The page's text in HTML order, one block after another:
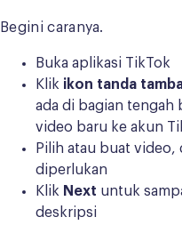
Begini caranya.
Buka aplikasi TikTok
Klik ikon tanda
ada di bagian tengah
video baru ke akun
Pilih atau buat video,
diperlukan
Klik Next untuk
deskripsi